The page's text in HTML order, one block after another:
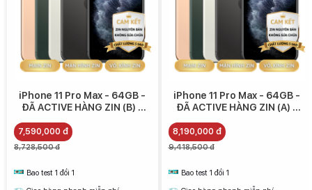
iPhone 11 Pro Max - 64GB -
ĐÃ ACTIVE HÀNG ZIN (B) -
7,590,000 đ
8,728,500 đ
Bao test 1 đổi 1
iPhone 11 Pro Max - 64GB -
ĐÃ ACTIVE HÀNG ZIN (A) -
8,190,000 đ
9,418,500 đ
Bao test 1 đổi 1